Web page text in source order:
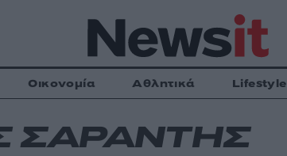
Οικονομία Αθλητικά Lifestyle
ΣΑΡΑΝΤΗΣ